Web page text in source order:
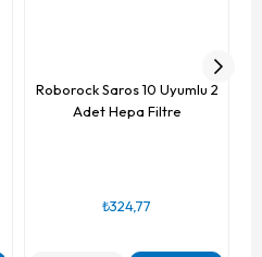
Roborock Saros 10 Uyumlu 2
Adet Hepa Filtre
₺324,77